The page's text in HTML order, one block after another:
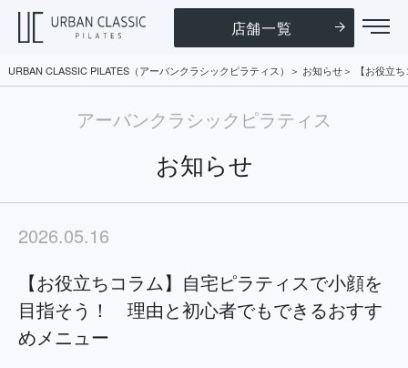
店舗一覧
URBAN CLASSIC PILATES（アーバンクラシックピラティス） お知らせ 【お役立
アーバンクラシックピラティス
お知らせ
2026.05.16
【お役立ちコラム】自宅ピラティスで小顔を
目指そう！ 理由と初心者でもできるおすす
めメニュー